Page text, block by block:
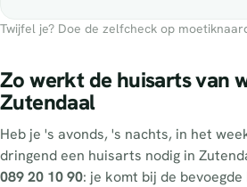
Twijfel je? Doe de zelfcheck op
Zo werkt de huisarts van
Zutendaal
Heb je 's avonds, 's nachts, in het
dringend een huisarts nodig in
089 20 10 90: je komt bij de